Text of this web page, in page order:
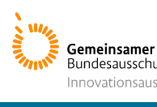
Zur
Startseite